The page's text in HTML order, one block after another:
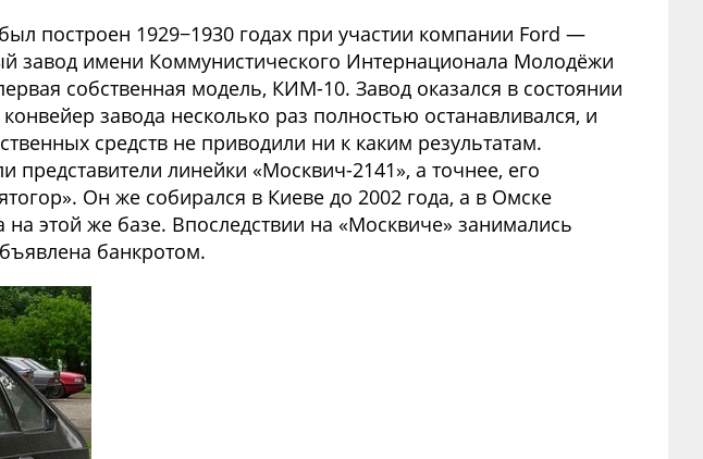
построен 1929−1930 годах при участии компании Ford —
завод имени Коммунистического Интернационала Молодёжи
собственная модель, КИМ-10. Завод оказался в состоянии
завода несколько раз полностью останавливался, и
средств не приводили ни к каким результатам.
линейки «Москвич-2141», а точнее, его
Он же собирался в Киеве до 2002 года, а в Омске
этой же базе. Впоследствии на «Москвиче» занимались
банкротом.